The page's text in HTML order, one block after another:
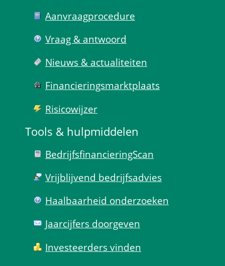
Aanvraag­procedure
Vraag & antwoord
Nieuws & actualiteiten
Financierings­markt­plaats
Risico­wijzer
Tools & hulp­middelen
Bedrijfsfinanciering­Scan
Vrijblijvend bedrijfs­advies
Haal­baar­heid onder­zoeken
Jaarcijfers doorgeven
Investeerders vinden